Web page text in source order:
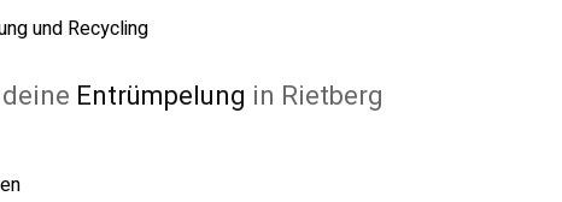
und Recycling
Entrümpelung in Rietberg